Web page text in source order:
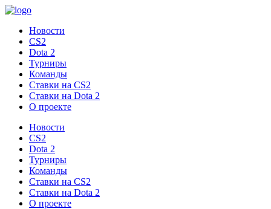
Новости
CS2
Dota 2
Турниры
Команды
Ставки на CS2
Ставки на Dota 2
О проекте
Новости
CS2
Dota 2
Турниры
Команды
Ставки на CS2
Ставки на Dota 2
О проекте